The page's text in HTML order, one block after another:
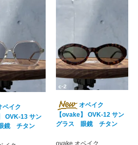
ベイク
OVK-13 サン
鏡 チタン
オベイク
【ovake】 OVK-12 サン
グラス 眼鏡 チタン
ovake オベイク